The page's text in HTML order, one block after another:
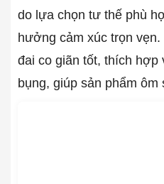
do lựa chọn tư thế phù
hưởng cảm xúc trọn
đai co giãn tốt, thích
bụng, giúp sản phẩm ôm